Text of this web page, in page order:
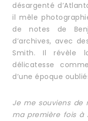
désargenté
il mêle
de notes de
d’archives, avec
Smith. Il révèle
délicatesse
d’une époque
Je me souviens de
ma première fois à